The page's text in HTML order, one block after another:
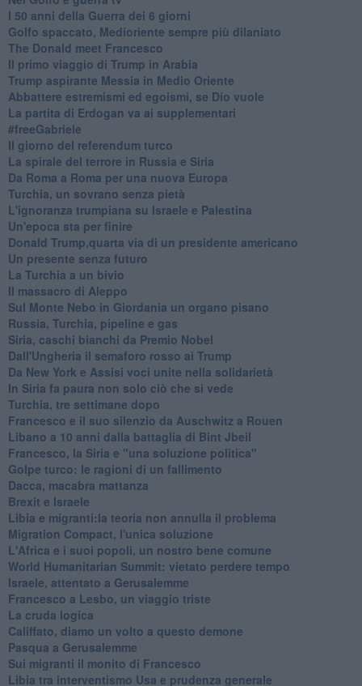
I 50 anni della Guerra dei 6 giorni
Golfo spaccato, Medioriente sempre più dilaniato
The Donald meet Francesco
Il primo viaggio di Trump in Arabia
Trump aspirante Messia in Medio Oriente
Abbattere estremismi ed egoismi, se Dio vuole
La partita di Erdogan va ai supplementari
#freeGabriele
Il giorno del referendum turco
La spirale del terrore in Russia e Siria
Da Roma a Roma per una nuova Europa
Turchia, un sovrano senza pietà
L'ignoranza trumpiana su Israele e Palestina
Un'epoca sta per finire
Donald Trump,quarta via di un presidente americano
Un presente senza futuro
La Turchia a un bivio
Il massacro di Aleppo
Sul Monte Nebo in Giordania un organo pisano
Russia, Turchia, pipeline e gas
Siria, caschi bianchi da Premio Nobel
Dall'Ungheria il semaforo rosso ai Trump
Da New York e Assisi voci unite nella solidarietà
In Siria fa paura non solo ciò che si vede
Turchia, tre settimane dopo
Francesco e il suo silenzio da Auschwitz a Rouen
Libano a 10 anni dalla battaglia di Bint Jbeil
Francesco, la Siria e "una soluzione politica"
Golpe turco: le ragioni di un fallimento
Dacca, macabra mattanza
Brexit e Israele
Libia e migranti:la teoria non annulla il problema
Migration Compact, l'unica soluzione
L'Africa e i suoi popoli, un nostro bene comune
World Humanitarian Summit: vietato perdere tempo
Israele, attentato a Gerusalemme
Francesco a Lesbo, un viaggio triste
La cruda logica
Califfato, diamo un volto a questo demone
Pasqua a Gerusalemme
Sui migranti il monito di Francesco
Libia tra interventismo Usa e prudenza generale